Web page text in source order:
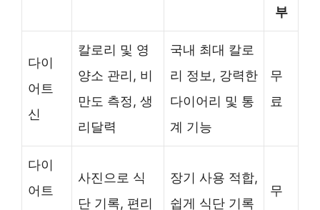
부
다이
어트
신
칼로리 및 영
양소 관리, 비
만도 측정, 생
리달력
국내 최대 칼로
리 정보, 강력한
다이어리 및 통
계 기능
무
료
다이
어트
사진으로 식
단 기록, 편리
장기 사용 적합,
쉽게 식단 기록
무